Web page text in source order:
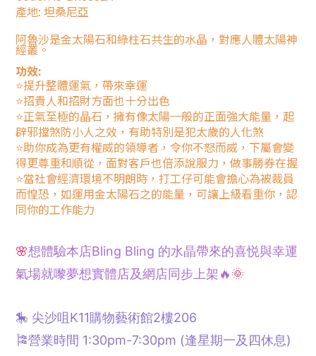
產地: 坦桑尼亞
阿魯沙是金太陽石和綠柱石共生的水晶，對應人體太陽神
經叢。
功效:
⭐提升整體運氣，帶來幸運
⭐招貴人和招財方面也十分出色
⭐正氣至極的晶石，擁有像太陽一般的正面強大能量，起
辟邪擋煞防小人之效，有助特別是犯太歲的人化煞
⭐助你成為更有權威的領導者，令你不怒而威，下屬會變
得更尊重和順從，面對客戶也倍添說服力，做事勝券在握
⭐當社會經濟環境不明朗時，打工仔可能會擔心為被裁員
而惶恐，如運用金太陽石之的能量，可讓上級看重你，認
同你的工作能力
🌸想體驗本店Bling Bling 的水晶帶來的喜悦與幸運
氣場就嚟夢想實體店及網店同步上架🔥🌞
🎠 尖沙咀K11購物藝術館2樓206
🎏營業時間 1:30pm-7:30pm (逢星期一及四休息)